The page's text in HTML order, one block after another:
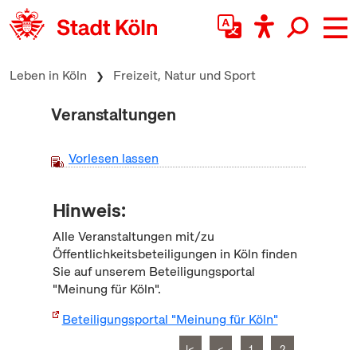
zum Inhalt springen
Leben in Köln Freizeit, Natur und Sport
Veranstaltungen
Vorlesen lassen
Hinweis:
Alle Veranstaltungen mit/zu
Öffentlichkeitsbeteiligungen in Köln finden
Sie auf unserem Beteiligungsportal
"Meinung für Köln".
Beteiligungsportal "Meinung für Köln"